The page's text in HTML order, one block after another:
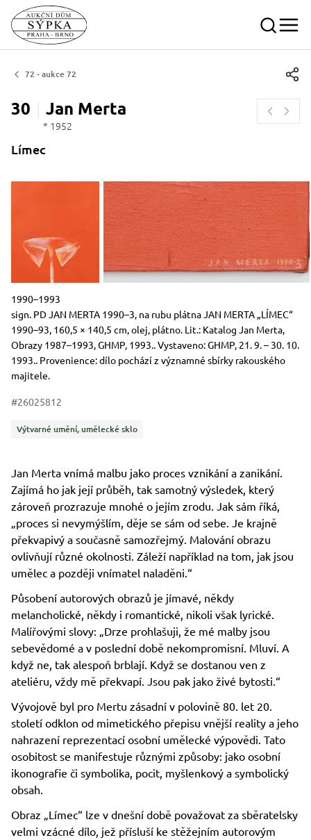
72 - aukce 72
30 Jan Merta
* 1952
Límec
Popisek období vzniku slovy
1990–1993
Rozměry
Stručný popis předmětu
sign. PD JAN MERTA 1990–3, na rubu plátna JAN MERTA „LÍMEC“
1990–93, 160,5 × 140,5 cm, olej, plátno. Lit.: Katalog Jan Merta,
Obrazy 1987–1993, GHMP, 1993.. Vystaveno: GHMP, 21. 9. – 30. 10.
1993.. Provenience: dílo pochází z významné sbírky rakouského
majitele.
#26025812
Kategorie
Výtvarné umění, umělecké sklo
Jan Merta vnímá malbu jako proces vznikání a zanikání.
Zajímá ho jak její průběh, tak samotný výsledek, který
zároveň prozrazuje mnohé o jejím zrodu. Jak sám říká,
„proces si nevymýšlím, děje se sám od sebe. Je krajně
překvapivý a současně samozřejmý. Malování obrazu
ovlivňují různé okolnosti. Záleží například na tom, jak jsou
umělec a později vnímatel naladěni.“
Působení autorových obrazů je jímavé, někdy
melancholické, někdy i romantické, nikoli však lyrické.
Malířovými slovy: „Drze prohlašuji, že mé malby jsou
sebevědomé a v poslední době nekompromisní. Mluví. A
když ne, tak alespoň brblají. Když se dostanou ven z
ateliéru, vždy mě překvapí. Jsou pak jako živé bytosti.“
Vývojově byl pro Mertu zásadní v polovině 80. let 20.
století odklon od mimetického přepisu vnější reality a jeho
nahrazení reprezentací osobní umělecké výpovědi. Tato
osobitost se manifestuje různými způsoby: jako osobní
ikonografie či symbolika, pocit, myšlenkový a symbolický
obsah.
Obraz „Límec“ lze v dnešní době považovat za sběratelsky
velmi vzácné dílo, jež přísluší ke stěžejním autorovým